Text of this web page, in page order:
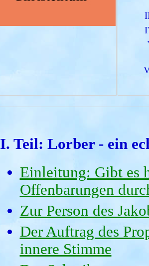
I. Teil: Lorber - ein
Einleitung: Gibt es
Offenbarungen
Zur Person des
Der Auftrag des
innere Stimme